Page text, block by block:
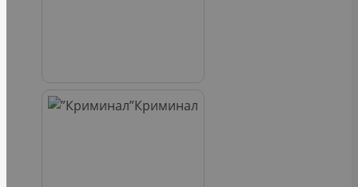
Криминал